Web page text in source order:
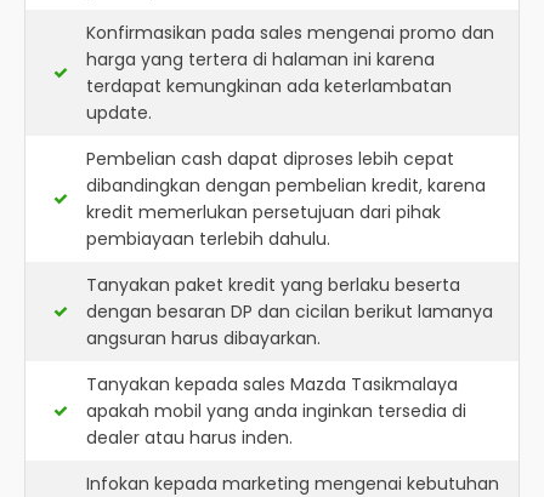
Konfirmasikan pada sales mengenai promo dan
harga yang tertera di halaman ini karena
terdapat kemungkinan ada keterlambatan
update.
Pembelian cash dapat diproses lebih cepat
dibandingkan dengan pembelian kredit, karena
kredit memerlukan persetujuan dari pihak
pembiayaan terlebih dahulu.
Tanyakan paket kredit yang berlaku beserta
dengan besaran DP dan cicilan berikut lamanya
angsuran harus dibayarkan.
Tanyakan kepada sales Mazda Tasikmalaya
apakah mobil yang anda inginkan tersedia di
dealer atau harus inden.
Infokan kepada marketing mengenai kebutuhan